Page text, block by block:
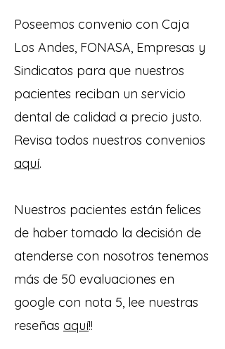
Poseemos convenio con Caja
Los Andes, FONASA, Empresas y
Sindicatos para que nuestros
pacientes reciban un servicio
dental de calidad a precio justo.
Revisa todos nuestros convenios
aquí.
Nuestros pacientes están felices
de haber tomado la decisión de
atenderse con nosotros tenemos
más de 50 evaluaciones en
google con nota 5, lee nuestras
reseñas aquí!!